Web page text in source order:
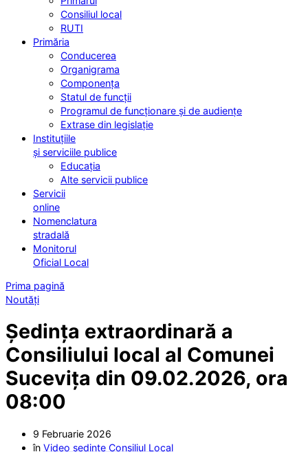
Consiliul local
RUTI
Primăria
Conducerea
Organigrama
Componența
Statul de funcții
Programul de funcționare și de audiențe
Extrase din legislație
Instituțiile
și serviciile publice
Educația
Alte servicii publice
Servicii
online
Nomenclatura
stradală
Monitorul
Oficial Local
Prima pagină
Noutăți
Ședința extraordinară a
Consiliului local al Comunei
Sucevița din 09.02.2026, ora
08:00
9 Februarie 2026
în Video ședințe Consiliul Local